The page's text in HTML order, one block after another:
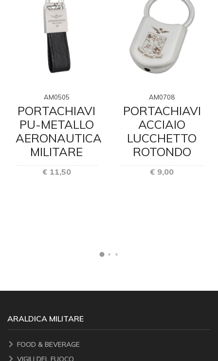
AM0505
PORTACHIAVI
PU-METALLO
AERONAUTICA
MILITARE
€ 11,50
AM0708
PORTACHIAVI
ACCIAIO
LUCCHETTO
ROTONDO
€ 9,00
ARALDICA MILITARE
FOOD & BEVERAGE
VIGILI DEL FUOCO